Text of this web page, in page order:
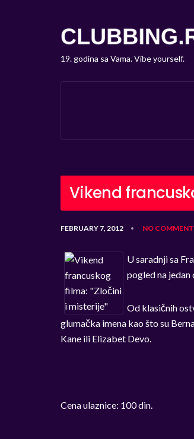
19. godina sa Vama. Vibe yourself.
Vikend
FEBRUARY 7, 2012 • NO
U saradnji sa
pogled na
Od klasičnih
glumačka imena kao što su
Kane ili Elizabet Devo.
Cena ulaznice: 100 din.